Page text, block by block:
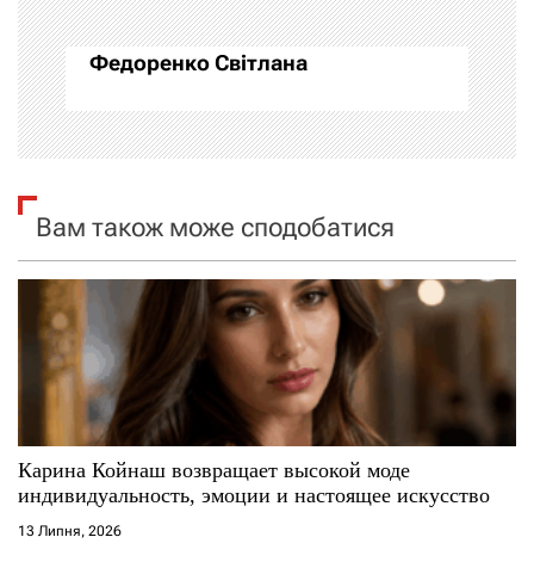
а
ц
і
а
п
с
і
в
Федоренко Світлана
Вам також може сподобатися
Карина Койнаш возвращает высокой моде
индивидуальность, эмоции и настоящее искусство
13 Липня, 2026